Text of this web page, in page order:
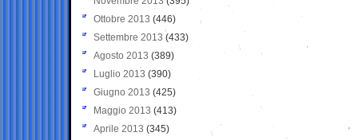
Ottobre 2013 (446)
Settembre 2013 (433)
Agosto 2013 (389)
Luglio 2013 (390)
Giugno 2013 (425)
Maggio 2013 (413)
Aprile 2013 (345)